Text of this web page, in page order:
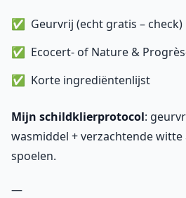
Geurvrij (echt gratis – check)
Ecocert- of Nature &
Korte ingrediëntenlijst
Mijn schildklierprotocol:
wasmiddel + verzachtende witte
spoelen.
—